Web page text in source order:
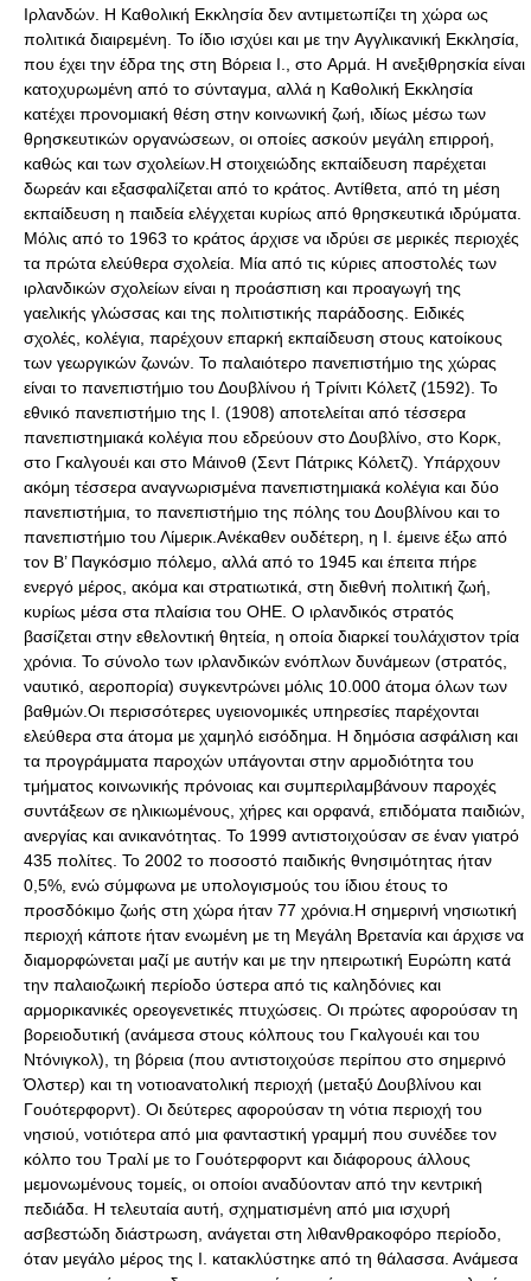
Ιρλανδών. Η Καθολική Εκκλησία δεν αντιμετωπίζει τη χώρα ως
πολιτικά διαιρεμένη. Το ίδιο ισχύει και με την Aγγλικανική Eκκλησία,
που έχει την έδρα της στη Βόρεια Ι., στο Aρμά. Η ανεξιθρησκία είναι
κατοχυρωμένη από το σύνταγμα, αλλά η Καθολική Εκκλησία
κατέχει προνομιακή θέση στην κοινωνική ζωή, ιδίως μέσω των
θρησκευτικών οργανώσεων, οι οποίες ασκούν μεγάλη επιρροή,
καθώς και των σχολείων.Η στοιχειώδης εκπαίδευση παρέχεται
δωρεάν και εξασφαλίζεται από το κράτος. Αντίθετα, από τη μέση
εκπαίδευση η παιδεία ελέγχεται κυρίως από θρησκευτικά ιδρύματα.
Μόλις από το 1963 το κράτος άρχισε να ιδρύει σε μερικές περιοχές
τα πρώτα ελεύθερα σχολεία. Μία από τις κύριες αποστολές των
ιρλανδικών σχολείων είναι η προάσπιση και προαγωγή της
γαελικής γλώσσας και της πολιτιστικής παράδοσης. Ειδικές
σχολές, κολέγια, παρέχουν επαρκή εκπαίδευση στους κατοίκους
των γεωργικών ζωνών. Το παλαιότερο πανεπιστήμιο της χώρας
είναι το πανεπιστήμιο του Δουβλίνου ή Tρίνιτι Kόλετζ (1592). Το
εθνικό πανεπιστήμιο της Ι. (1908) αποτελείται από τέσσερα
πανεπιστημιακά κολέγια που εδρεύουν στο Δουβλίνο, στο Κορκ,
στο Γκαλγουέι και στο Μάινοθ (Σεντ Πάτρικς Κόλετζ). Υπάρχουν
ακόμη τέσσερα αναγνωρισμένα πανεπιστημιακά κολέγια και δύο
πανεπιστήμια, το πανεπιστήμιο της πόλης του Δουβλίνου και το
πανεπιστήμιο του Λίμερικ.Ανέκαθεν ουδέτερη, η Ι. έμεινε έξω από
τον Β’ Παγκόσμιο πόλεμο, αλλά από το 1945 και έπειτα πήρε
ενεργό μέρος, ακόμα και στρατιωτικά, στη διεθνή πολιτική ζωή,
κυρίως μέσα στα πλαίσια του ΟΗΕ. Ο ιρλανδικός στρατός
βασίζεται στην εθελοντική θητεία, η οποία διαρκεί τουλάχιστον τρία
χρόνια. Το σύνολο των ιρλανδικών ενόπλων δυνάμεων (στρατός,
ναυτικό, αεροπορία) συγκεντρώνει μόλις 10.000 άτομα όλων των
βαθμών.Οι περισσότερες υγειονομικές υπηρεσίες παρέχονται
ελεύθερα στα άτομα με χαμηλό εισόδημα. Η δημόσια ασφάλιση και
τα προγράμματα παροχών υπάγονται στην αρμοδιότητα του
τμήματος κοινωνικής πρόνοιας και συμπεριλαμβάνουν παροχές
συντάξεων σε ηλικιωμένους, χήρες και ορφανά, επιδόματα παιδιών,
ανεργίας και ανικανότητας. Το 1999 αντιστοιχούσαν σε έναν γιατρό
435 πολίτες. Το 2002 το ποσοστό παιδικής θνησιμότητας ήταν
0,5%, ενώ σύμφωνα με υπολογισμούς του ίδιου έτους το
προσδόκιμο ζωής στη χώρα ήταν 77 χρόνια.Η σημερινή νησιωτική
περιοχή κάποτε ήταν ενωμένη με τη Μεγάλη Βρετανία και άρχισε να
διαμορφώνεται μαζί με αυτήν και με την ηπειρωτική Ευρώπη κατά
την παλαιοζωική περίοδο ύστερα από τις καληδόνιες και
αρμορικανικές ορεογενετικές πτυχώσεις. Οι πρώτες αφορούσαν τη
βορειοδυτική (ανάμεσα στους κόλπους του Γκαλγουέι και του
Ντόνιγκολ), τη βόρεια (που αντιστοιχούσε περίπου στο σημερινό
Όλστερ) και τη νοτιοανατολική περιοχή (μεταξύ Δουβλίνου και
Γουότερφορντ). Οι δεύτερες αφορούσαν τη νότια περιοχή του
νησιού, νοτιότερα από μια φανταστική γραμμή που συνέδεε τον
κόλπο του Τραλί με το Γουότερφορντ και διάφορους άλλους
μεμονωμένους τομείς, οι οποίοι αναδύονταν από την κεντρική
πεδιάδα. Η τελευταία αυτή, σχηματισμένη από μια ισχυρή
ασβεστώδη διάστρωση, ανάγεται στη λιθανθρακοφόρο περίοδο,
όταν μεγάλο μέρος της Ι. κατακλύστηκε από τη θάλασσα. Ανάμεσα